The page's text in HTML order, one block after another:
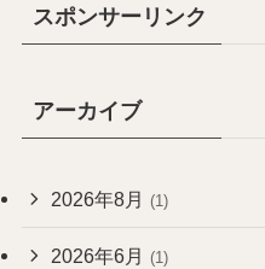
スポンサーリンク
アーカイブ
2026年8月 (1)
2026年6月 (1)